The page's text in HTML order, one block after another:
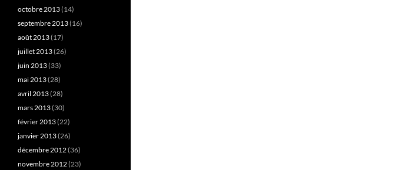
octobre 2013(14)
septembre 2013(16)
août 2013(17)
juillet 2013(26)
juin 2013(33)
mai 2013(28)
avril 2013(28)
mars 2013(30)
février 2013(22)
janvier 2013(26)
décembre 2012(36)
novembre 2012(23)